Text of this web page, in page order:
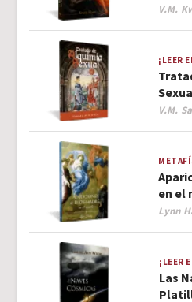
Author
V.M.
¡LEER
Author
V.M.
en el
Author
Lynn
¡LEER
Las